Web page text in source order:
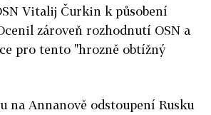
Vitalij Čurkin k působení
zároveň rozhodnutí OSN a
pro tento "hrozně obtížný
na Annanově odstoupení Rusku